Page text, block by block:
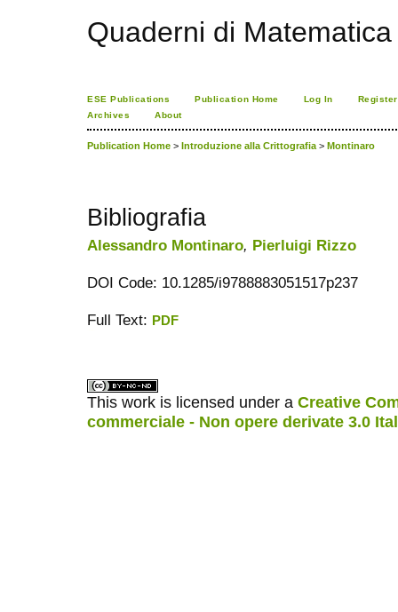
Quaderni di Matematica
ESE Publications Publication Home Log In
Register
Archives
About
Publication Home > Introduzione alla Crittografia > Montinaro
Bibliografia
Alessandro Montinaro, Pierluigi Rizzo
DOI Code: 10.1285/i9788883051517p237
Full Text: PDF
This work is licensed under a Creative
commerciale - Non opere derivate 3.0